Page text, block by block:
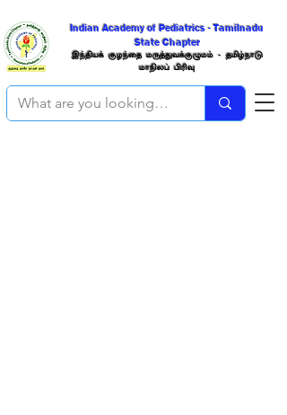
Indian Academy of Pediatrics - Tamilnadu
State Chapter
இந்தியக் குழந்தை மருத்துவக்குழுமம் -தமிழ்நாடு
மாநிலப்பிரிவு